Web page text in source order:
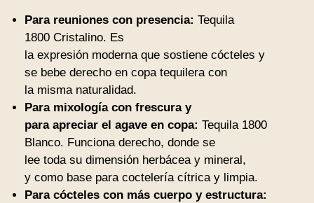
Para reuniones con presencia: Tequila
1800 Cristalino. Es
la expresión moderna que sostiene cócteles y
se bebe derecho en copa tequilera con
la misma naturalidad.
Para mixología con frescura y
para apreciar el agave en copa: Tequila 1800
Blanco. Funciona derecho, donde se
lee toda su dimensión herbácea y mineral,
y como base para coctelería cítrica y limpia.
Para cócteles con más cuerpo y estructura: